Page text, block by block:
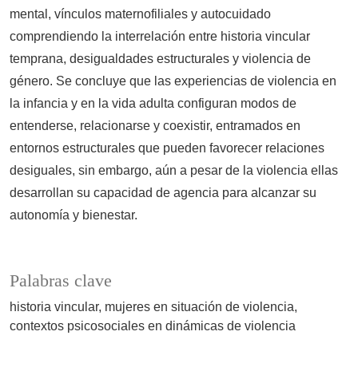
Palabras clave
historia vincular mujeres en situación de violencia
contextos psicosociales en dinámicas de violencia
mental, vínculos maternofiliales y autocuidado
comprendiendo la interrelación entre historia vincular
temprana, desigualdades estructurales y violencia de
género. Se concluye que las experiencias de violencia en
la infancia y en la vida adulta configuran modos de
entenderse, relacionarse y coexistir, entramados en
entornos estructurales que pueden favorecer relaciones
desiguales, sin embargo, aún a pesar de la violencia ellas
desarrollan su capacidad de agencia para alcanzar su
autonomía y bienestar.